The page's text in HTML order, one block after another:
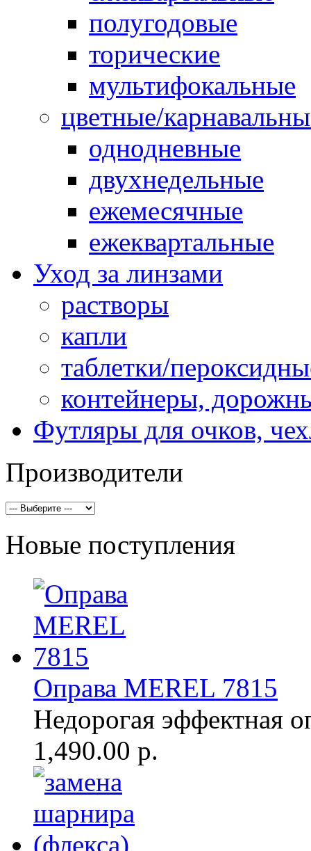
полугодовые
торические
мультифокальные
цветные/
однодневные
двухнедельные
ежемесячные
ежеквартальные
Уход за линзами
растворы
капли
таблетки/
контейнеры,
Футляры для очков,
Производители
Новые поступления
Оправа MEREL 7815
Недорогая эффектная
1,490.00 р.